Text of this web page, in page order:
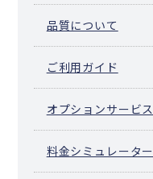
品質について
ご利用ガイド
オプションサービス
料金シミュレーター